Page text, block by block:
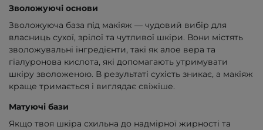
Зволожуючі основи
Зволожуюча база під макіяж — чудовий вибір для
власниць сухої, зрілої та чутливої шкіри. Вони містять
зволожувальні інгредієнти, такі як алое вера та
гіалуронова кислота, які допомагають утримувати
шкіру зволоженою. В результаті сухість зникає, а макіяж
краще тримається і виглядає свіжіше.
Матуючі бази
Якщо твоя шкіра схильна до надмірної жирності та